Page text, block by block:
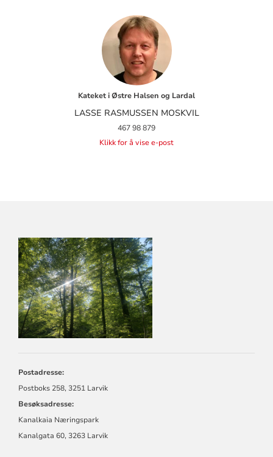
Kateket i Østre Halsen og Lardal
LASSE RASMUSSEN MOSKVIL
467 98 879
Klikk for å vise e-post
KONTAKTINFORMASJON
FOR
LARVIK
KIRKELIGE
FELLESRÅD
Postadresse:
Postboks 258, 3251 Larvik
Besøksadresse:
Kanalkaia Næringspark
Kanalgata 60, 3263 Larvik